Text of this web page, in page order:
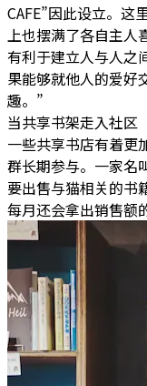
CAFE”因此设立。这
上也摆满了各自主人
有利于建立人与人之
果能够就他人的爱好
趣。”
当共享书架走入社区
一些共享书店有着更
群长期参与。一家名
要出售与猫相关的书
每月还会拿出销售额